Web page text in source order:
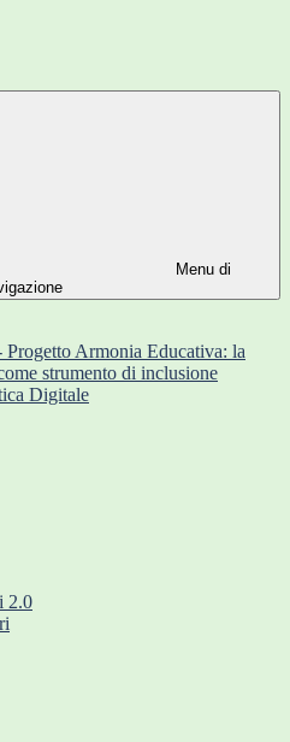
Menu di
Armonia Educativa: la
strumento di inclusione
Digitale
2.0